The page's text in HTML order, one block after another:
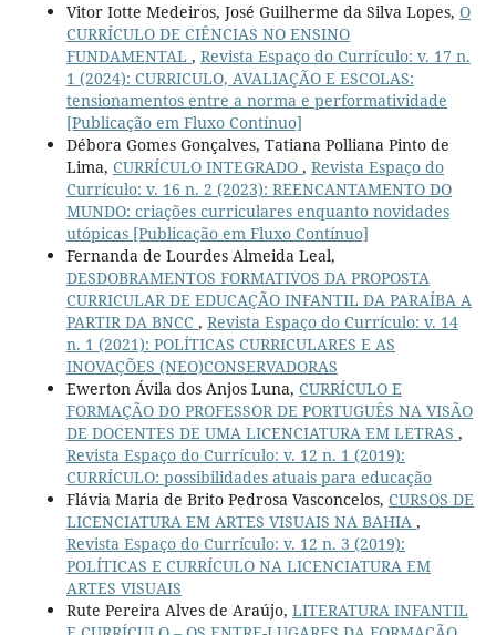
Vitor Iotte Medeiros, José Guilherme da Silva Lopes, O
CURRÍCULO DE CIÊNCIAS NO ENSINO
FUNDAMENTAL , Revista Espaço do Currículo: v. 17 n.
1 (2024): CURRICULO, AVALIAÇÃO E ESCOLAS:
tensionamentos entre a norma e performatividade
[Publicação em Fluxo Contínuo]
Débora Gomes Gonçalves, Tatiana Polliana Pinto de
Lima, CURRÍCULO INTEGRADO , Revista Espaço do
Currículo: v. 16 n. 2 (2023): REENCANTAMENTO DO
MUNDO: criações curriculares enquanto novidades
utópicas [Publicação em Fluxo Contínuo]
Fernanda de Lourdes Almeida Leal,
DESDOBRAMENTOS FORMATIVOS DA PROPOSTA
CURRICULAR DE EDUCAÇÃO INFANTIL DA PARAÍBA A
PARTIR DA BNCC , Revista Espaço do Currículo: v. 14
n. 1 (2021): POLÍTICAS CURRICULARES E AS
INOVAÇÕES (NEO)CONSERVADORAS
Ewerton Ávila dos Anjos Luna, CURRÍCULO E
FORMAÇÃO DO PROFESSOR DE PORTUGUÊS NA VISÃO
DE DOCENTES DE UMA LICENCIATURA EM LETRAS ,
Revista Espaço do Currículo: v. 12 n. 1 (2019):
CURRÍCULO: possibilidades atuais para educação
Flávia Maria de Brito Pedrosa Vasconcelos, CURSOS DE
LICENCIATURA EM ARTES VISUAIS NA BAHIA ,
Revista Espaço do Currículo: v. 12 n. 3 (2019):
POLÍTICAS E CURRÍCULO NA LICENCIATURA EM
ARTES VISUAIS
Rute Pereira Alves de Araújo, LITERATURA INFANTIL